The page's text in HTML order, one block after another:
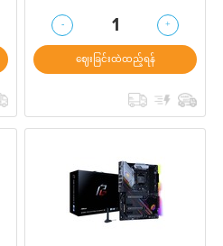
- 1
+
ဈေးခြင်းထဲထည့်ရန်